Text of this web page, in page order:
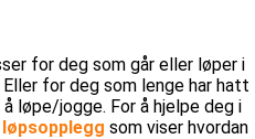
for deg som går eller løper i
for deg som lenge har hatt
løpe/jogge. For å hjelpe deg i
løpsopplegg som viser hvordan